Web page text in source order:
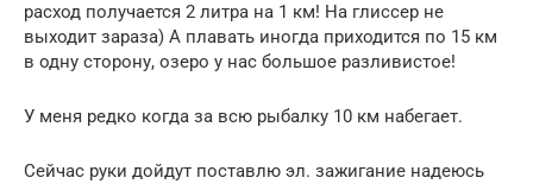
расход получается 2 литра на 1 км! На глиссер не
выходит зараза) А плавать иногда приходится по 15 км
в одну сторону, озеро у нас большое разливистое!
У меня редко когда за всю рыбалку 10 км набегает.
Сейчас руки дойдут поставлю эл. зажигание надеюсь